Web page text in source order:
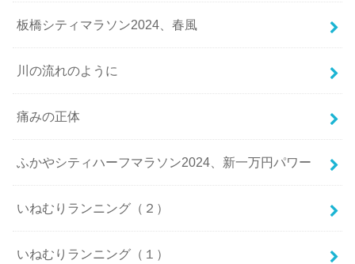
板橋シティマラソン2024、春風
川の流れのように
痛みの正体
ふかやシティハーフマラソン2024、新一万円パワー
いねむりランニング（２）
いねむりランニング（１）